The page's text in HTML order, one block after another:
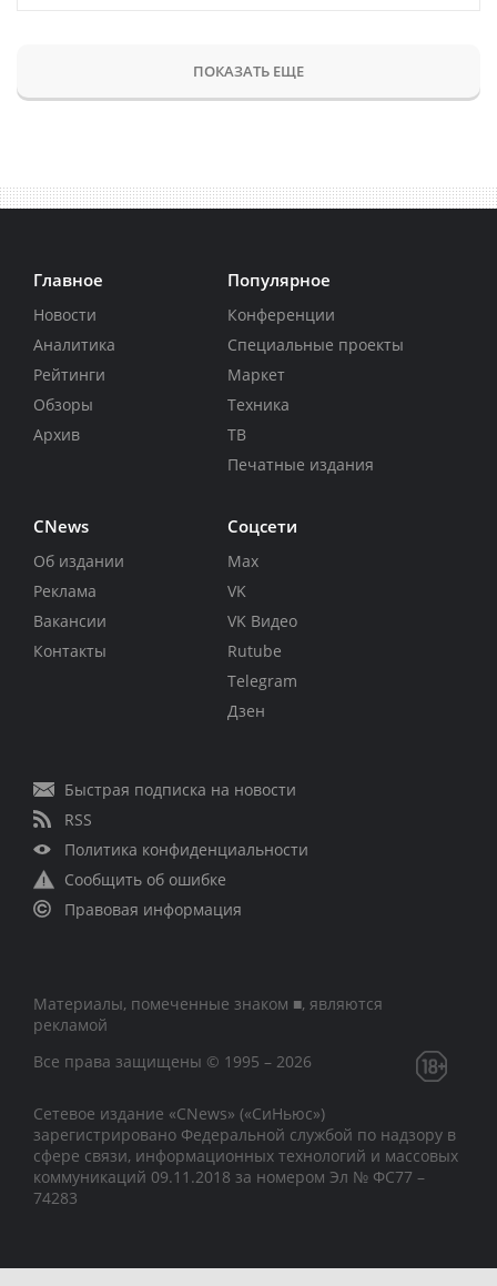
ПОКАЗАТЬ ЕЩЕ
Главное
Новости
Аналитика
Рейтинги
Обзоры
Архив
Популярное
Конференции
Специальные проекты
Маркет
Техника
ТВ
Печатные издания
CNews
Об издании
Реклама
Вакансии
Контакты
Соцсети
Max
VK
VK Видео
Rutube
Telegram
Дзен
Быстрая подписка на новости
RSS
Политика конфиденциальности
Сообщить об ошибке
Правовая информация
Материалы, помеченные знаком ■, являются
рекламой
Все права защищены © 1995 – 2026
Сетевое издание «CNews» («СиНьюс»)
зарегистрировано Федеральной службой по надзору в
сфере связи, информационных технологий и массовых
коммуникаций 09.11.2018 за номером Эл № ФС77 –
74283